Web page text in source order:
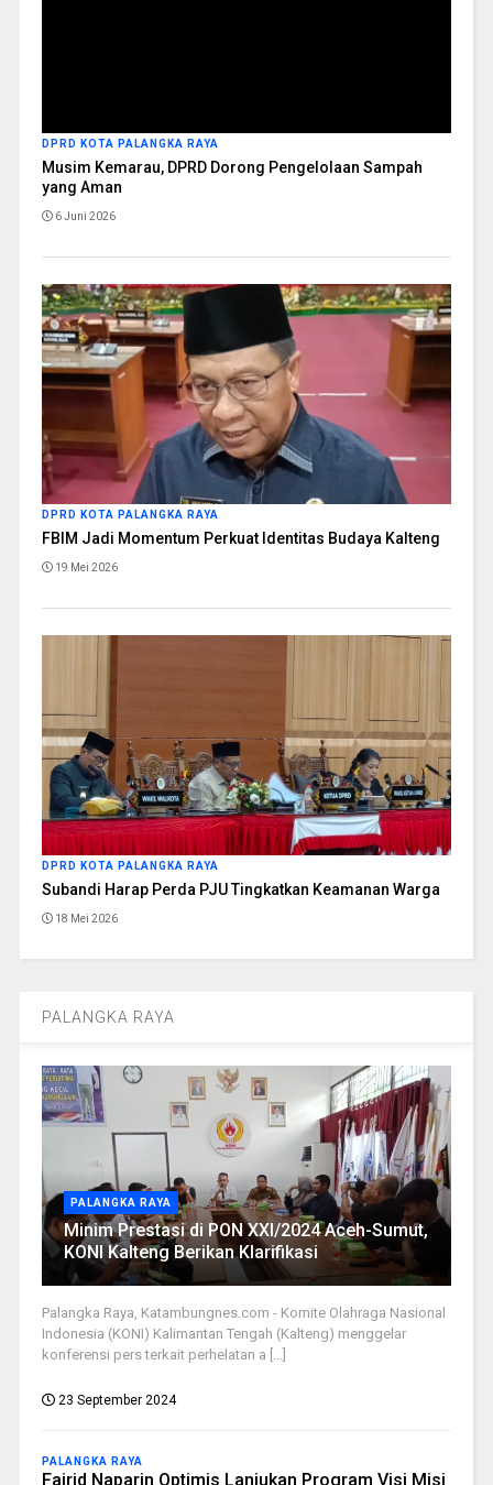
DPRD KOTA PALANGKA RAYA
Musim Kemarau, DPRD Dorong Pengelolaan Sampah
yang Aman
6 Juni 2026
DPRD KOTA PALANGKA RAYA
FBIM Jadi Momentum Perkuat Identitas Budaya Kalteng
19 Mei 2026
DPRD KOTA PALANGKA RAYA
Subandi Harap Perda PJU Tingkatkan Keamanan Warga
18 Mei 2026
PALANGKA RAYA
PALANGKA RAYA
Minim Prestasi di PON XXI/2024 Aceh-Sumut,
KONI Kalteng Berikan Klarifikasi
Palangka Raya, Katambungnes.com - Komite Olahraga Nasional
Indonesia (KONI) Kalimantan Tengah (Kalteng) menggelar
konferensi pers terkait perhelatan a [...]
23 September 2024
PALANGKA RAYA
Fairid Naparin Optimis Lanjukan Program Visi Misi